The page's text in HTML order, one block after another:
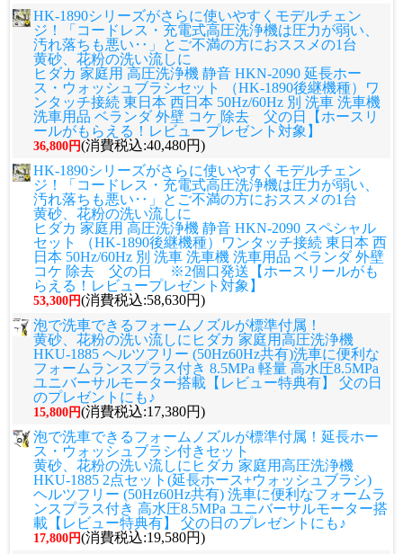
HK-1890シリーズがさらに使いやすくモデルチェン
ジ！「コードレス・充電式高圧洗浄機は圧力が弱い、
汚れ落ちも悪い‥」とご不満の方におススメの1台
黄砂、花粉の洗い流しに
ヒダカ 家庭用 高圧洗浄機 静音 HKN-2090 延長ホー
ス・ウォッシュブラシセット （HK-1890後継機種）ワ
ンタッチ接続 東日本 西日本 50Hz/60Hz 別 洗車 洗車機
洗車用品 ベランダ 外壁 コケ 除去 父の日【ホースリ
ールがもらえる！レビュープレゼント対象】
36,800円(消費税込:40,480円)
HK-1890シリーズがさらに使いやすくモデルチェン
ジ！「コードレス・充電式高圧洗浄機は圧力が弱い、
汚れ落ちも悪い‥」とご不満の方におススメの1台
黄砂、花粉の洗い流しに
ヒダカ 家庭用 高圧洗浄機 静音 HKN-2090 スペシャル
セット （HK-1890後継機種）ワンタッチ接続 東日本 西
日本 50Hz/60Hz 別 洗車 洗車機 洗車用品 ベランダ 外壁
コケ 除去 父の日 ※2個口発送【ホースリールがも
らえる！レビュープレゼント対象】
53,300円(消費税込:58,630円)
泡で洗車できるフォームノズルが標準付属！
黄砂、花粉の洗い流しに ヒダカ 家庭用高圧洗浄機
HKU-1885 ヘルツフリー (50Hz60Hz共有)洗車に便利な
フォームランスプラス付き 8.5MPa 軽量 高水圧8.5MPa
ユニバーサルモーター搭載【レビュー特典有】 父の日
のプレゼントにも♪
15,800円(消費税込:17,380円)
泡で洗車できるフォームノズルが標準付属！延長ホー
ス・ウォッシュブラシ付きセット
黄砂、花粉の洗い流しに ヒダカ 家庭用高圧洗浄機
HKU-1885 2点セット(延長ホース+ウォッシュブラシ)
ヘルツフリー (50Hz60Hz共有) 洗車に便利なフォームラ
ンスプラス付き 高水圧8.5MPa ユニバーサルモーター搭
載【レビュー特典有】 父の日のプレゼントにも♪
17,800円(消費税込:19,580円)